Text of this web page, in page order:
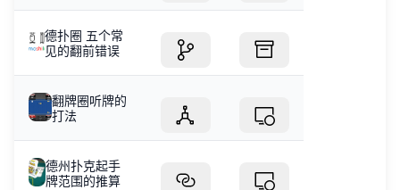
德扑圈 五个常
见的翻前错误
翻牌圈听牌的
打法
德州扑克起手
牌范围的推算